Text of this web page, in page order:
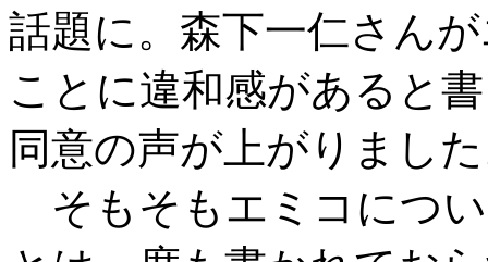
話題に。森下一仁さん
ことに違和感があると
同意の声が上がりまし
そもそもエミコにつ